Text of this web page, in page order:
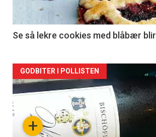
Se så lekre cookies med blåbær blir
Forsiden
akkurat
nå+
GODBITER I POLLISTEN